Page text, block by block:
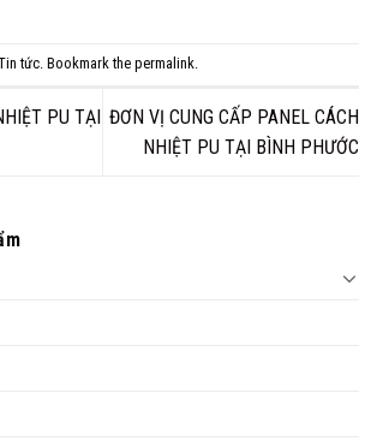
tức . Bookmark the permalink
PU TẠI ĐƠN VỊ CUNG CẤP PANEL CÁCH
NHIỆT PU TẠI BÌNH PHƯỚC